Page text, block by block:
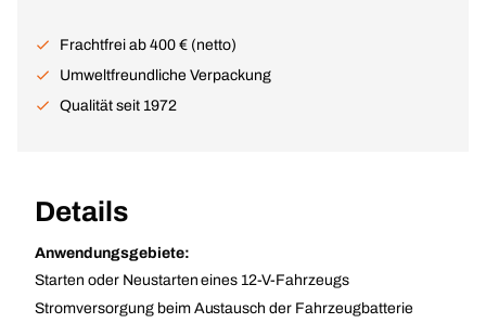
Frachtfrei ab 400 € (netto)
Umweltfreundliche Verpackung
Qualität seit 1972
Details
Anwendungsgebiete:
Starten oder Neustarten eines 12-V-Fahrzeugs
Stromversorgung beim Austausch der Fahrzeugbatterie